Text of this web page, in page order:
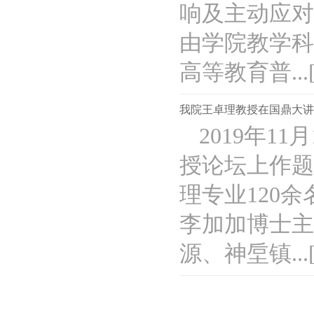
响及主动应
由学院教学
高等教育普
我院王卓理教授在国鼎大
2019年11
授论坛上作
理专业120余
李加加博士
源、神垕镇